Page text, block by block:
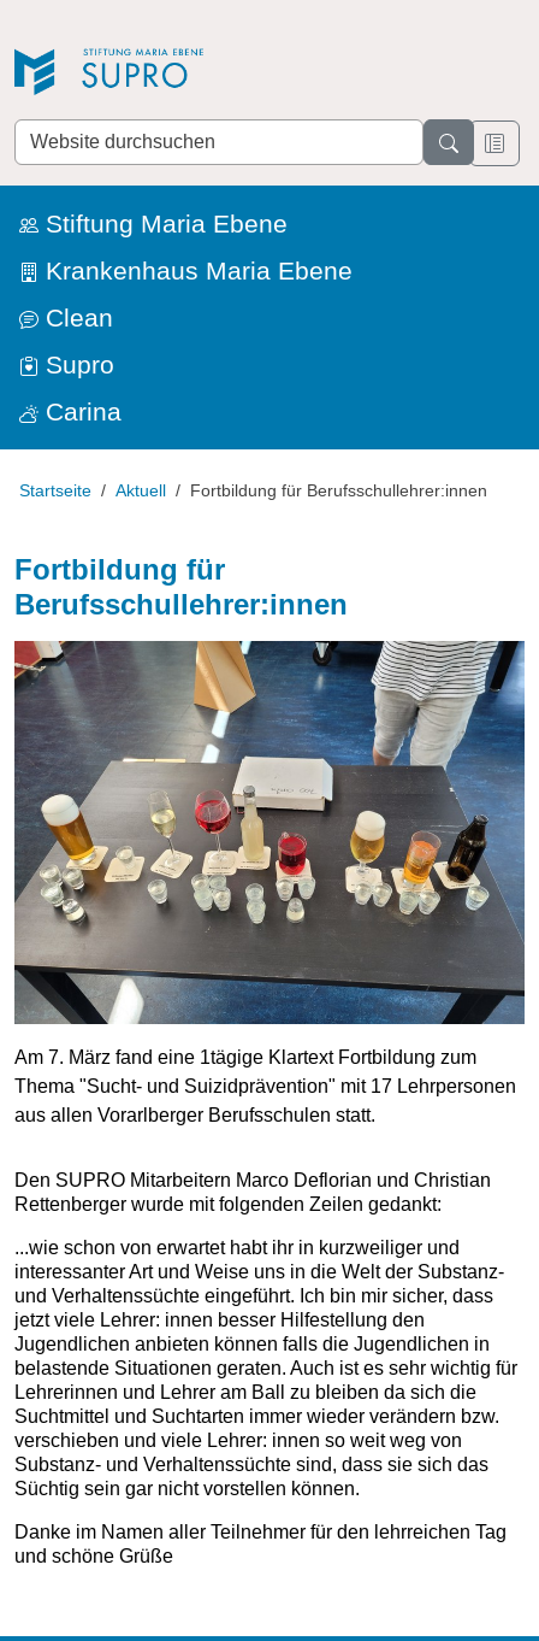
Website
durchsuchen
Stiftung Maria Ebene
Krankenhaus Maria Ebene
Clean
Supro
Carina
Startseite Aktuell Fortbildung für Berufsschullehrer:innen
Fortbildung für
Berufsschullehrer:innen
Am 7. März fand eine 1tägige Klartext Fortbildung zum
Thema "Sucht- und Suizidprävention" mit 17 Lehrpersonen
aus allen Vorarlberger Berufsschulen statt.
Den SUPRO Mitarbeitern Marco Deflorian und Christian
Rettenberger wurde mit folgenden Zeilen gedankt:
...wie schon von erwartet habt ihr in kurzweiliger und
interessanter Art und Weise uns in die Welt der Substanz-
und Verhaltenssüchte eingeführt. Ich bin mir sicher, dass
jetzt viele Lehrer: innen besser Hilfestellung den
Jugendlichen anbieten können falls die Jugendlichen in
belastende Situationen geraten. Auch ist es sehr wichtig für
Lehrerinnen und Lehrer am Ball zu bleiben da sich die
Suchtmittel und Suchtarten immer wieder verändern bzw.
verschieben und viele Lehrer: innen so weit weg von
Substanz- und Verhaltenssüchte sind, dass sie sich das
Süchtig sein gar nicht vorstellen können.
Danke im Namen aller Teilnehmer für den lehrreichen Tag
und schöne Grüße